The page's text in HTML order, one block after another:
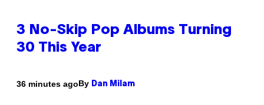
3 No-Skip Pop Albums Turning
30 This Year
36 minutes agoBy Dan Milam